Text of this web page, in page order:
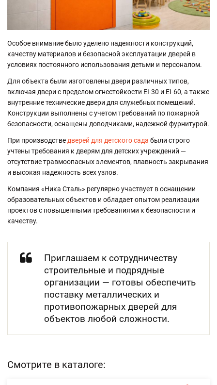
Особое внимание было уделено надежности конструкций,
качеству материалов и безопасной эксплуатации дверей в
условиях постоянного использования детьми и персоналом.
Для объекта были изготовлены двери различных типов,
включая двери с пределом огнестойкости EI-30 и EI-60, а также
внутренние технические двери для служебных помещений.
Конструкции выполнены с учетом требований по пожарной
безопасности, оснащены доводчиками, надежной фурнитурой.
При производстве дверей для детского сада были строго
учтены требования к дверям для детских учреждений —
отсутствие травмоопасных элементов, плавность закрывания
и высокая надежность всех узлов.
Компания «Ника Сталь» регулярно участвует в оснащении
образовательных объектов и обладает опытом реализации
проектов с повышенными требованиями к безопасности и
качеству.
Приглашаем к сотрудничеству
строительные и подрядные
организации — готовы обеспечить
поставку металлических и
противопожарных дверей для
объектов любой сложности.
Смотрите в каталоге: